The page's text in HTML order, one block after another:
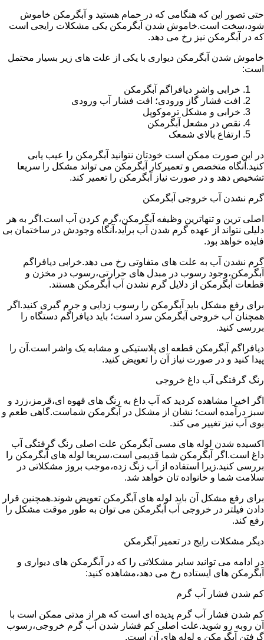
حتی تصور این که هنگامی که در حمام هستید و آبگرمکن خاموش
شود،سخت است.خاموش شدن آبگرمکن یکی مشکلات رایجی است
که در آبگرمکن نیز رخ می دهد.
خاموش شدن آبگرمکن دیواری با یکی از علت های زیر بسیار محتمل
است:
خرابی واشر دیافراگم آبگرمکن
افت فشار گاز ورودی؛ افت فشار آب ورودی
خرابی و مشکل ترموکوپل
نقص در مشعل آبگرمکن
ارتفاع بالای شمعک
در این صورت ممکن است خودتان نتوانید آبگرمکن را عیب یابی
کنید.آنگاه متخصص و تعمیرکار آبگرمکن می تواند مشکل را سریعا
تشخیص دهد و در صورت نیاز آبگرمکن را تعمیر کند.
گرم نشدن آب خروجی آبگرمکن
اصلی ترین و تنهاترین وظیفه آبگرمکن،گرم کردن آب است.اگر به هر
دلیلی نتواند از عهده گرم شدن آب برآید،آنگاه وجودش در ساختمان بی
فایده خواهد بود.
گرم نشدن آب به علت های متفاوتی رخ می دهد.خرابی دیافراگم
آبگرمکن،وجود رسوب در مبدل های حرارتی،رسوب در مخزن و
قطعات آبگرمکن از دلایل گرم نشدن آب آبگرمکن هستند.
برای رفع مشکل باید آبگرمکن را رسوب زدایی و جرم گیری کنید.اگر
همچنان آب خروجی آبگرمکن سرد است؛ باید دیافراگم دستگاه را
بررسی کنید.
دیافراگم آبگرمکن قطعه ای پلاستیکی و مشابه یک واشر است.آن را
پیدا کنید و در صورت نیاز آن را تعویض کنید.
رنگ گرفتگی آب داغ خروجی
اگر اخیرا مشاهده کردید که آب داغ به رنگ های قهوه ای،قرمز،زرد و
سبز درآمده است؛ نشان از مشکل در آبگرمکن شماست.گاهی طعم و
بوی آب نیز تغییر می کند.
اکسیده شدن لوله های مسی آبگرمکن علت اصلی رنگ گرفتگی آب
داغ است.اگر آبگرمکن شما قدیمی است،سریعا لوله های آبگرمکن را
بررسی کنید.زیرا استفاده از آب زنگ زده،موجب بروز مشکلاتی در
سلامت شما و خانواده تان خواهد شد.
برای رفع مشکل آن باید لوله های آبگرمکن تعویض شوند.همچنین قرار
دادن فیلتر در خروجی آب آبگرمکن می توان به طور موقت مشکل را
رفع کند.
دیگر مشکلات رایج در تعمیر آبگرمکن
در ادامه می توانید سایر مشکلاتی را که در آبگرمکن های دیواری و
آبگرمکن های ایستاده رخ می دهد،مشاهده کنید:
کم شدن فشار آب گرم
کم شدن فشار آب گرم پدیده ای است که هر از مدتی ممکن است با
آن روبه رو شوید.علت اصلی کم فشار شدن آب گرم خروجی،رسوب
گرفتن آبگرمکن و لوله های آن است.